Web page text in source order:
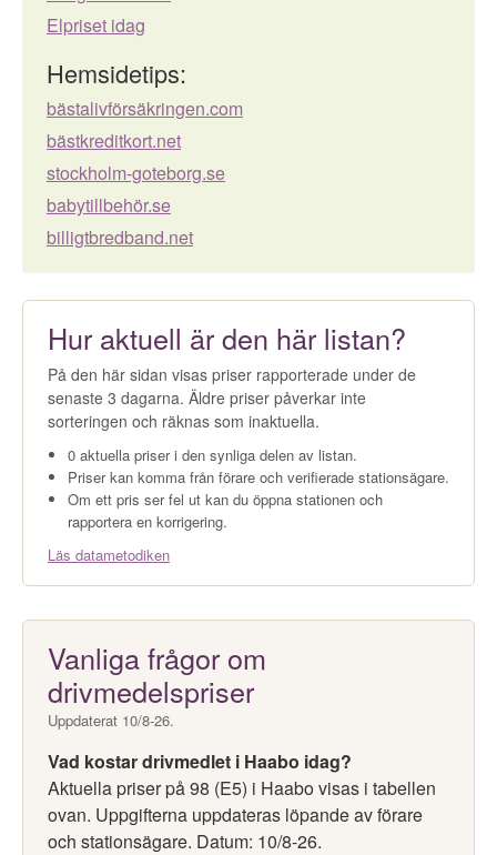
Elpriset idag
Hemsidetips:
bästalivförsäkringen.com
bästkreditkort.net
stockholm-goteborg.se
babytillbehör.se
billigtbredband.net
Hur aktuell är den här listan?
På den här sidan visas priser rapporterade under de
senaste 3 dagarna. Äldre priser påverkar inte
sorteringen och räknas som inaktuella.
0 aktuella priser i den synliga delen av listan.
Priser kan komma från förare och verifierade stationsägare.
Om ett pris ser fel ut kan du öppna stationen och
rapportera en korrigering.
Läs datametodiken
Vanliga frågor om
drivmedelspriser
Uppdaterat 10/8-26.
Vad kostar drivmedlet i Haabo idag?
Aktuella priser på 98 (E5) i Haabo visas i tabellen
ovan. Uppgifterna uppdateras löpande av förare
och stationsägare. Datum: 10/8-26.